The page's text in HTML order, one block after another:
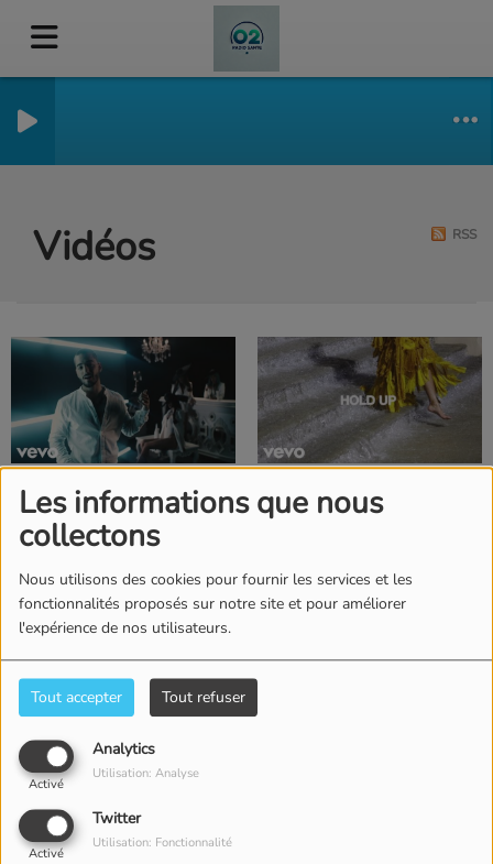
Les informations que nous
collectons
Nous utilisons des cookies pour fournir les services et les
fonctionnalités proposés sur notre site et pour améliorer
l'expérience de nos utilisateurs.
Tout accepter Tout refuser
Analytics
Activé
Utilisation: Analyse
Twitter
Activé
Utilisation: Fonctionnalité
Vidéos RSS
MALUMA - CUATRO
BABYS (OFFICIAL
BRYANT MYERS, JUHN
BEYONCÉ - HOLD UP
IL Y A 9 ANS
(OFFICIAL VIDEO) FT.
MALUMA